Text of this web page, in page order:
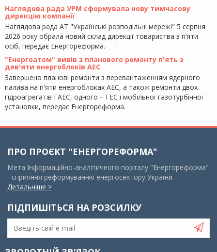
Наглядова рада УРМ сформувала нову тимчасову
дирекцію компанії
Наглядова рада АТ "Українські розподільні мережі" 5 серпня
2026 року обрала новий склад дирекції товариства з п’яти
осіб, передає Енергореформа.
"Енергоатом" вивів з планового ремонту п'ять з
дев'яти енергоблоків АЕС
Завершено планові ремонти з перевантаженням ядерного
палива на п'яти енергоблоках АЕС, а також ремонти двох
гідроагрегатів ГАЕС, одного – ГЕС і мобільної газотурбінної
установки, передає Енергореформа.
ПРО ПРОЄКТ "ЕНЕРГОРЕФОРМА"
Мета Інформаційно-аналітичного порталу "Енергореформа"
- сприяння реформуванню енергосектору України.
Детальніше >
ПІДПИШІТЬСЯ НА РОЗСИЛКУ